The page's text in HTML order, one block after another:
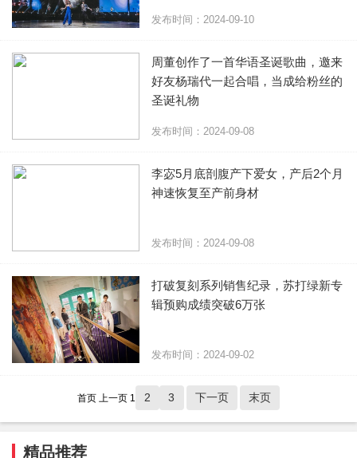
发布时间：2024-09-10
周董创作了一首华语圣诞歌曲，邀来
好友杨瑞代一起合唱，当成给粉丝的
圣诞礼物
发布时间：2024-09-08
李宓5月底剖腹产下爱女，产后2个月
神速恢复至产前身材
发布时间：2024-09-08
打破复刻系列销售纪录，苏打绿新专
辑预购成绩突破6万张
发布时间：2024-09-02
首页 上一页 1 2 3 下一页 末页
精品推荐